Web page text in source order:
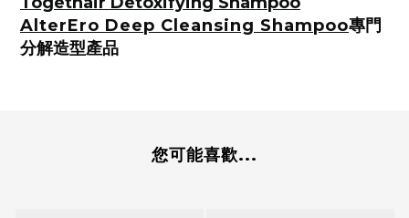
AlterEro Deep Cleansing Shampoo專門
分解造型產品
您可能喜歡...